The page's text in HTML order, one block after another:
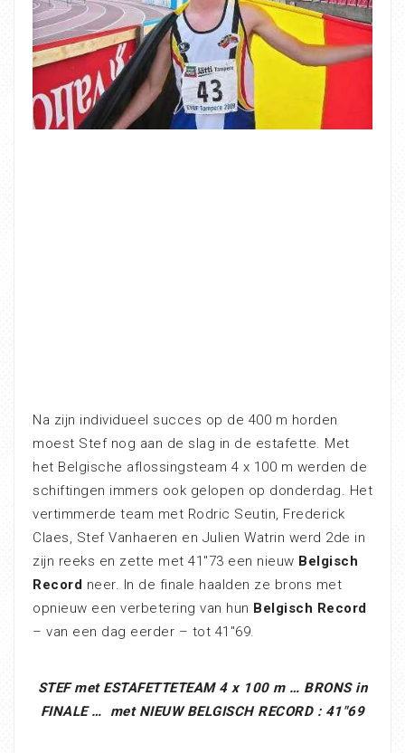
Na zijn individueel succes op de 400 m horden
moest Stef nog aan de slag in de estafette. Met
het Belgische aflossingsteam 4 x 100 m werden de
schiftingen immers ook gelopen op donderdag. Het
vertimmerde team met Rodric Seutin, Frederick
Claes, Stef Vanhaeren en Julien Watrin werd 2de in
zijn reeks en zette met 41″73 een nieuw Belgisch
Record neer. In de finale haalden ze brons met
opnieuw een verbetering van hun Belgisch Record
– van een dag eerder – tot 41″69.
STEF met ESTAFETTETEAM 4 x 100 m … BRONS in
FINALE … met NIEUW BELGISCH RECORD : 41″69